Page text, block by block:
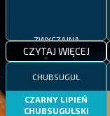
CZYTAJ WIĘCEJ
CHUBSUGUŁ
CZARNY LIPIEŃ
CHUBSUGUŁSKI